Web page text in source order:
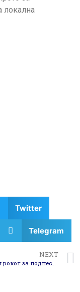
локална
Twitter
Telegram
NEXT
Продолжен рокот за поднесување на документи за конкурсот за ангажирање на проектен координатор